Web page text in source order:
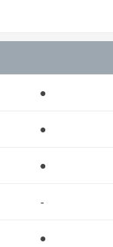
●
●
●
-
●